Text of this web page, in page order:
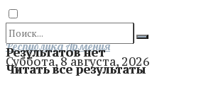
Результатов нет
Читать все результаты
Отправить
Республика Армения
Суббота, 8 августа, 2026